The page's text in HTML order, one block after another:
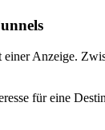
Anzeige.
für eine